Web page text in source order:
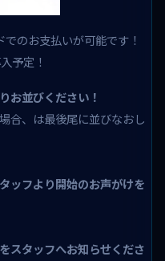
のお支払いが可能です！
予定！
お並びください！
合、は最後尾に並びなおし
ッフより開始のお声がけを
スタッフへお知らせくださ